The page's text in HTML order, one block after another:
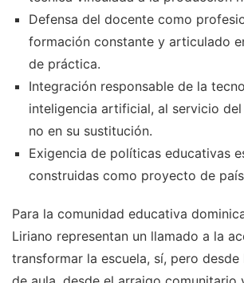
Defensa del docente como
formación constante y articulado
de práctica.
Integración responsable de la
inteligencia artificial, al servicio
no en su sustitución.
Exigencia de políticas educativas
construidas como proyecto de
Para la comunidad educativa
Liriano representan un llamado a la
transformar la escuela, sí, pero desde